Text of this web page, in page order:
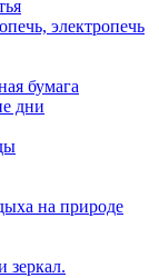
электропечь
бумага
дни
на природе
зеркал.